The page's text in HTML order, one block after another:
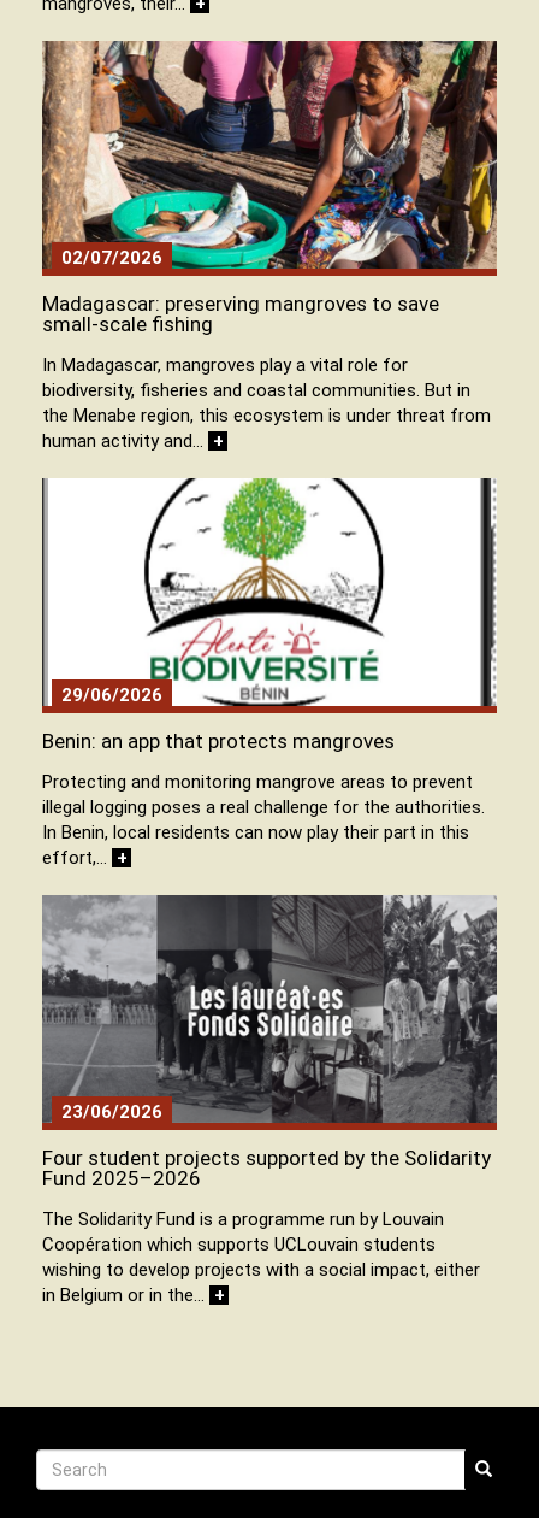
02/07/2026
Madagascar: preserving mangroves to save
small-scale fishing
In Madagascar, mangroves play a vital role for
biodiversity, fisheries and coastal communities. But in
the Menabe region, this ecosystem is under threat from
human activity and… +
29/06/2026
Benin: an app that protects mangroves
Protecting and monitoring mangrove areas to prevent
illegal logging poses a real challenge for the authorities.
In Benin, local residents can now play their part in this
effort,… +
23/06/2026
Four student projects supported by the Solidarity
Fund 2025–2026
The Solidarity Fund is a programme run by Louvain
Coopération which supports UCLouvain students
wishing to develop projects with a social impact, either
in Belgium or in the… +
Recherche
Search Search